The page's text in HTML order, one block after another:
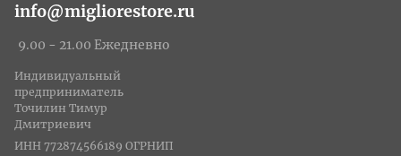
info@migliorestore.ru
9.00 - 21.00 Ежедневно
Индивидуальный
предприниматель
Точилин Тимур
Дмитриевич
ИНН 772874566189 ОГРНИП